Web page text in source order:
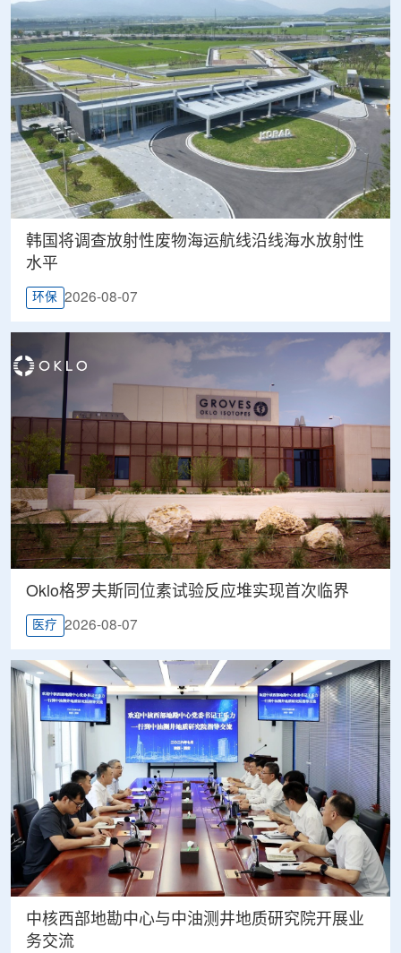
韩国将调查放射性废物海运航线沿线海水放射性
水平
环保 2026-08-07
Oklo格罗夫斯同位素试验反应堆实现首次临界
医疗 2026-08-07
中核西部地勘中心与中油测井地质研究院开展业
务交流